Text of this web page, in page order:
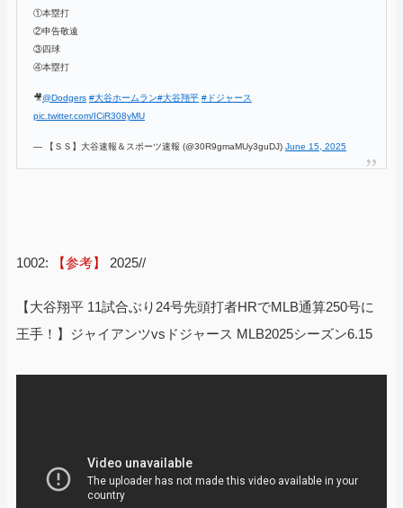
①本塁打
②申告敬遠
③四球
④本塁打
🎥@Dodgers #大谷ホームラン#大谷翔平 #ドジャース
pic.twitter.com/ICiR308yMU
— 【ＳＳ】大谷速報＆スポーツ速報 (@30R9gmaMUy3guDJ) June 15, 2025
1002: 【参考】 2025//
【大谷翔平 11試合ぶり24号先頭打者HRでMLB通算250号に
王手！】ジャイアンツvsドジャース MLB2025シーズン6.15